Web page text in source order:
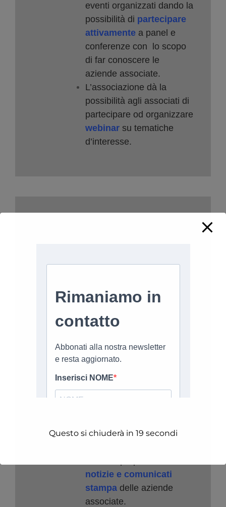
eventi organizzati dando la
possibilità di partecipare
attivamente a panel e
conferenze con lo scopo
di far conoscere le
aziende associate.
L’associazione dà la
possibilità agli associati di
partecipare od organizzare
webinar su tematiche
d’interesse.
aziendali tramite i propri
(1/settimana), sito web e
L’associazione promuove i
prodotti/servizi delle
aziende associate tramite
il proprio sito internet
forniti dall’associato.
notizie e comunicati
stampa delle aziende
associate.
Questo si chiuderà in 19 secondi